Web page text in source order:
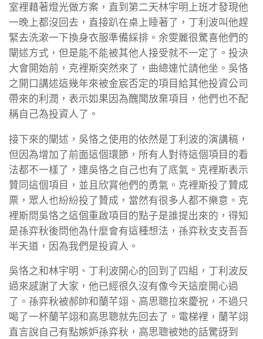
室裡藉著燈光做方案，直到第二天林宇明上班才發現他
一晚上都沒回去，直接趴在桌上睡著了，丁利波叫他趕
緊去洗漱一下換身衣服準備綵排。余雯麗很驚喜他們的
闡述方式，但是能不能被其他人接受就不一定了。投決
大會開始前，克裡斯突然來了，曲總連忙請他坐。吳恪
之開口講述這幾年來被金宸否定的項目給其他投資公司
帶來的利潤，表示如果因為醜聞放棄項目，他們也不配
稱自己為投資人了。
接下來的闡述，吳恪之使用的依然是丁利波的演講稿，
但因為增加了前面這個環節，所有人對待這個項目的看
法都不一樣了，連吳恪之自己也有了底氣。克裡斯表示
贊同這個項目，並且欣賞他們的勇氣。克裡斯投了贊成
票，眾人也紛紛投了贊成，當然有很多人都不樂意。克
裡斯問吳恪之這個重啟項目的點子是誰提出來的，得知
是孫弈秋後問他為什麼會有這種想法，孫弈秋支支吾吾
半天道，因為我們是投資人。
吳恪之和林宇明、丁利波開心的回到了四組，丁利波反
過來感謝了大家，他已經很久沒有像今天這麼開心過
了。孫弈秋被郝帥和蘭芊翊、高思聰拉來慶祝，不過只
喝了一杯蘭芊翊和高思聰就先回去了。電梯裡，蘭芊翊
直言說自己有點嫉妒孫弈秋，高思聰被她的話驚訝到